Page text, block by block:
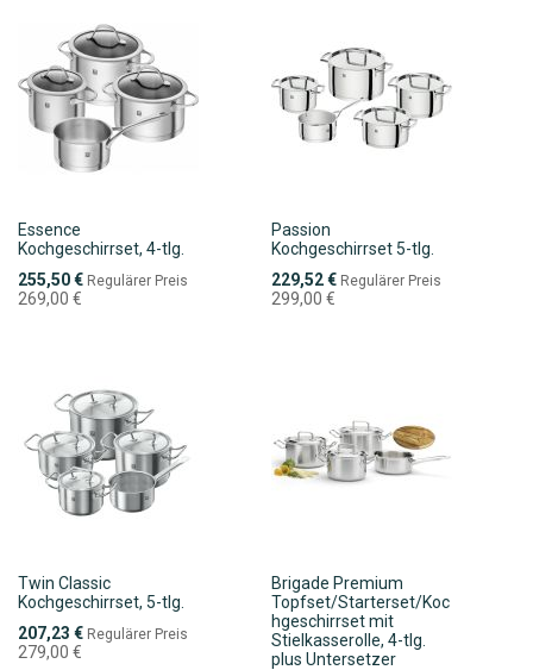
Essence
Kochgeschirrset, 4-tlg.
Sonderpreis
255,50 € Regulärer Preis
269,00 €
Passion
Kochgeschirrset 5-tlg.
Sonderpreis
229,52 € Regulärer Preis
299,00 €
Twin Classic
Kochgeschirrset, 5-tlg.
Sonderpreis
207,23 € Regulärer Preis
279,00 €
Brigade Premium
Topfset/Starterset/Koc
hgeschirrset mit
Stielkasserolle, 4-tlg.
plus Untersetzer